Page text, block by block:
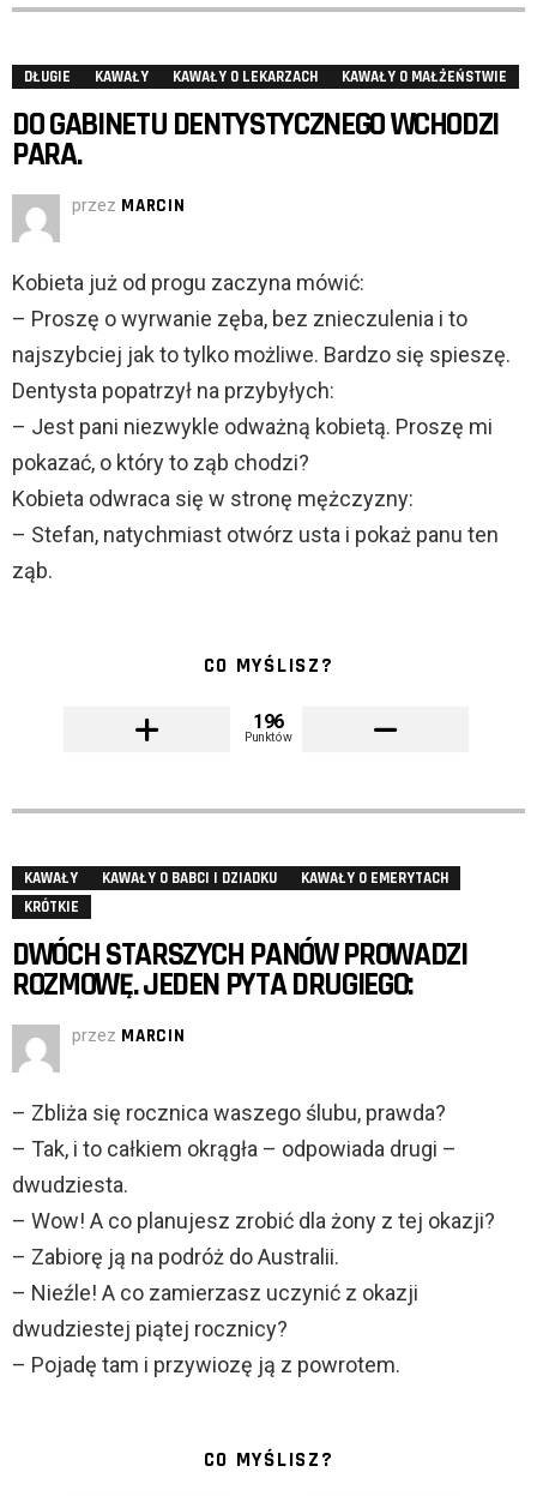
DŁUGIE KAWAŁY KAWAŁY O LEKARZACH KAWAŁY O MAŁŻEŃSTWIE
DO GABINETU DENTYSTYCZNEGO WCHODZI
PARA.
przez MARCIN
Kobieta już od progu zaczyna mówić:
– Proszę o wyrwanie zęba, bez znieczulenia i to
najszybciej jak to tylko możliwe. Bardzo się spieszę.
Dentysta popatrzył na przybyłych:
– Jest pani niezwykle odważną kobietą. Proszę mi
pokazać, o który to ząb chodzi?
Kobieta odwraca się w stronę mężczyzny:
– Stefan, natychmiast otwórz usta i pokaż panu ten
ząb.
CO MYŚLISZ?
196
Punktów
KAWAŁY KAWAŁY O BABCI I DZIADKU
KAWAŁY O EMERYTACH
KRÓTKIE
DWÓCH STARSZYCH PANÓW PROWADZI
ROZMOWĘ. JEDEN PYTA DRUGIEGO:
przez MARCIN
– Zbliża się rocznica waszego ślubu, prawda?
– Tak, i to całkiem okrągła – odpowiada drugi –
dwudziesta.
– Wow! A co planujesz zrobić dla żony z tej okazji?
– Zabiorę ją na podróż do Australii.
– Nieźle! A co zamierzasz uczynić z okazji
dwudziestej piątej rocznicy?
– Pojadę tam i przywiozę ją z powrotem.
CO MYŚLISZ?